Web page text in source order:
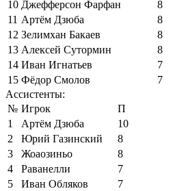
10 Джефферсон Фарфан
8
11 Артём Дзюба
8
12 Зелимхан Бакаев
8
13 Алексей Сутормин
8
14 Иван Игнатьев
7
15 Фёдор Смолов
7
Ассистенты:
№ Игрок
П
1
Артём Дзюба
10
2
Юрий Газинский
8
3
Жоаозиньо
8
4
Раванелли
7
5
Иван Обляков
7